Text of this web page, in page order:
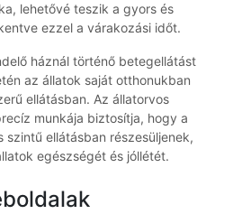
lehetővé teszik a gyors és
ezzel a várakozási időt.
háznál történő betegellátást
az állatok saját otthonukban
ellátásban. Az állatorvos
munkája biztosítja, hogy a
szintű ellátásban részesüljenek,
egészségét és jóllétét.